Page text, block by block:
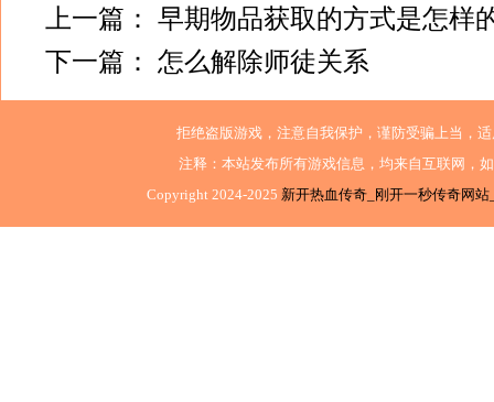
上一篇： 早期物品获取的方式是怎样
下一篇： 怎么解除师徒关系
拒绝盗版游戏，注意自我保护，谨防受骗上当，
注释：本站发布所有游戏信息，均来自互联网，
Copyright 2024-2025 新开热血传奇_刚开一秒传奇网